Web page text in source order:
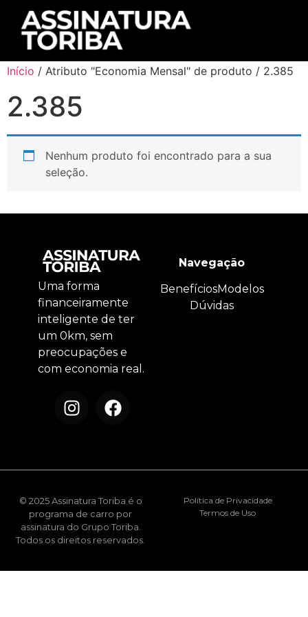
Início / Atributo "Economia Mensal" de produto / 2.385
2.385
Nenhum produto foi encontrado para a sua
seleção.
Uma forma
financeiramente
inteligente de ter
um 0km, sem
preocupações e
com economia real.
Navegação
BenefíciosModelos
Dúvidas
© 2025 Assinatura Toriba é o
programa de carro por
assinatura do Grupo Toriba.
Todos os direitos reservados.
Política de Privacidade
Termos de Uso